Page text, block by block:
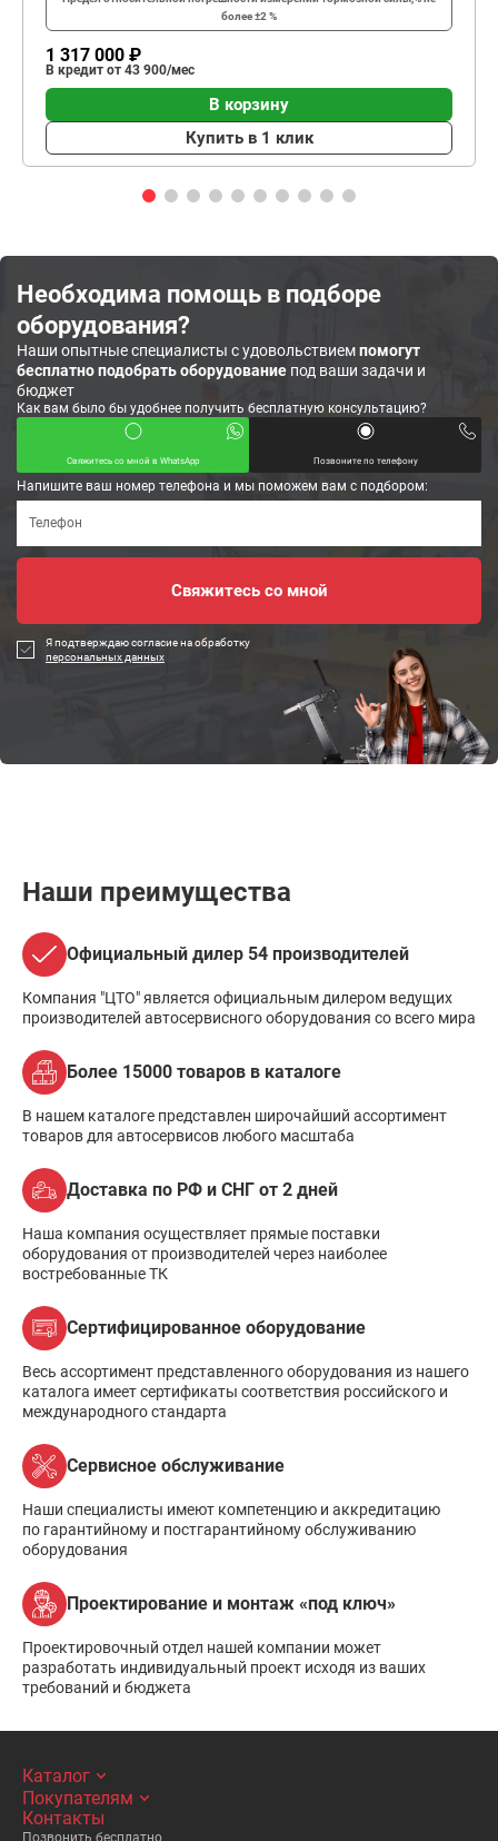
более ±2 %
1 317 000 ₽
В кредит от 43 900/мес
В корзину
Купить в 1 клик
Необходима помощь в подборе
оборудования?
Наши опытные специалисты с удовольствиемпомогут
бесплатно подобрать оборудование под ваши задачи и
бюджет
Как вам было бы удобнее получить бесплатную консультацию?
Свяжитесь со мной в WhatsApp Позвоните по телефону
Напишите ваш номер телефона и мы поможем вам с подбором:
Я подтверждаю согласие на обработку
персональных данных
Наши преимущества
Официальный дилер 54 производителей
Компания "ЦТО" является официальным дилером ведущих
производителей автосервисного оборудования со всего мира
Более 15000 товаров в каталоге
В нашем каталоге представлен широчайший ассортимент
товаров для автосервисов любого масштаба
Доставка по РФ и СНГ от 2 дней
Наша компания осуществляет прямые поставки
оборудования от производителей через наиболее
востребованные ТК
Сертифицированное оборудование
Весь ассортимент представленного оборудования из нашего
каталога имеет сертификаты соответствия российского и
международного стандарта
Сервисное обслуживание
Наши специалисты имеют компетенцию и аккредитацию
по гарантийному и постгарантийному обслуживанию
оборудования
Проектирование и монтаж «под ключ»
Проектировочный отдел нашей компании может
разработать индивидуальный проект исходя из ваших
требований и бюджета
Каталог
Покупателям
Контакты
Позвонить бесплатно